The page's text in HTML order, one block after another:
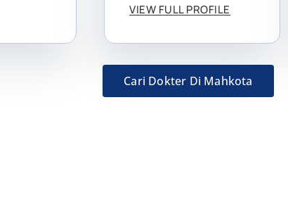
VIEW FULL PROFILE
Cari Dokter Di Mahkota